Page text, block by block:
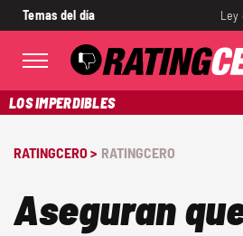
Temas del día Ley
LOS IMPERDIBLES
RATINGCERO > RATINGCERO
Aseguran